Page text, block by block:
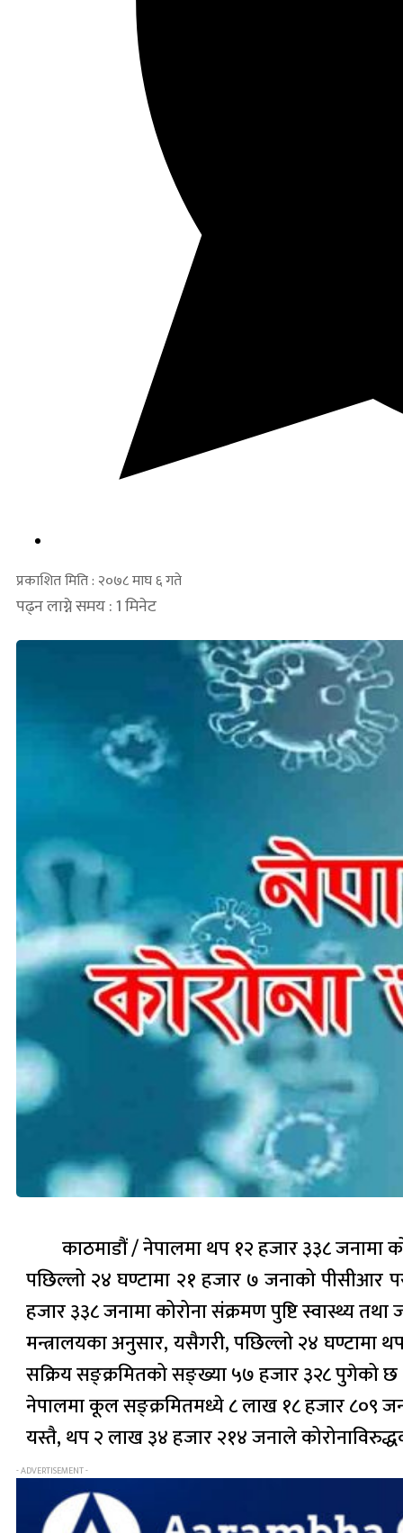
प्रकाशित मिति : २०७८ माघ ६ गते
पढ्न लाग्ने समय : 1 मिनेट
काठमाडौं / नेपालमा थप १२ हजार ३३८ जनामा
पछिल्लो २४ घण्टामा २१ हजार ७ जनाको पीसीआर
हजार ३३८ जनामा कोरोना संक्रमण पुष्टि स्वास्थ्य
मन्त्रालयका अनुसार, यसैगरी, पछिल्लो २४
सक्रिय सङ्क्रमितको सङ्ख्या ५७ हजार ३२८ पुगेको छ
नेपालमा कूल सङ्क्रमितमध्ये ८ लाख १८ हजार ८०९
यस्तै, थप २ लाख ३४ हजार २१४ जनाले
- ADVERTISEMENT -